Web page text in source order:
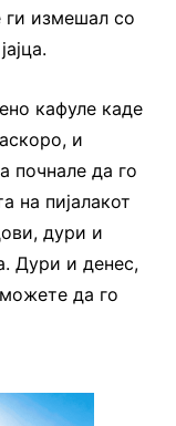
ги измешал со
кафуле каде
и
почнале да го
на пијалакот
дури и
Дури и денес,
да го